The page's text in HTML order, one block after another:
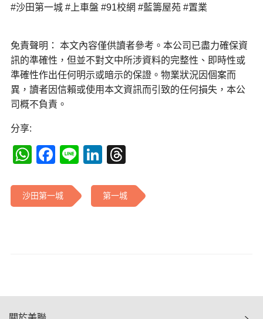
#沙田第一城 #上車盤 #91校網 #藍籌屋苑 #置業
免責聲明： 本文內容僅供讀者參考。本公司已盡力確保資
訊的準確性，但並不對文中所涉資料的完整性、即時性或
準確性作出任何明示或暗示的保證。物業狀況因個案而
異，讀者因信賴或使用本文資訊而引致的任何損失，本公
司概不負責。
分享:
WhatsApp
Facebook
LineLinkedIn
沙田第一城 第一城